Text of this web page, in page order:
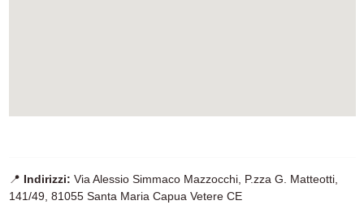
📍 Indirizzi: Via Alessio Simmaco Mazzocchi, P.zza G. Matteotti,
141/49, 81055 Santa Maria Capua Vetere CE